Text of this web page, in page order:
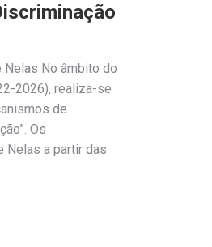
No âmbito do
2026), realiza-se
de
Os
Nelas a partir das